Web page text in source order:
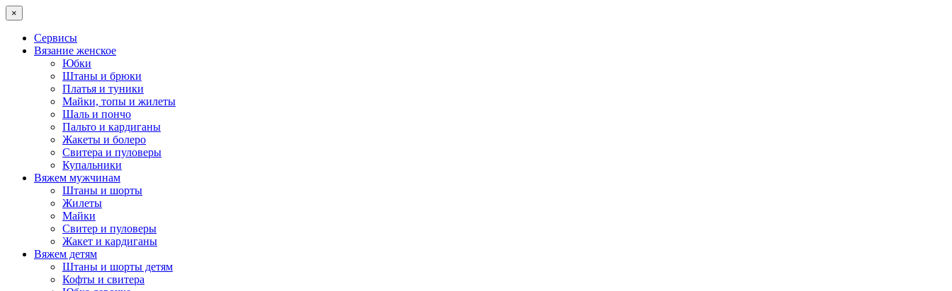
×
Сервисы
Вязание женское
Юбки
Штаны и брюки
Платья и туники
Майки, топы и жилеты
Шаль и пончо
Пальто и кардиганы
Жакеты и болеро
Свитера и пуловеры
Купальники
Вяжем мужчинам
Штаны и шорты
Жилеты
Майки
Свитер и пуловеры
Жакет и кардиганы
Вяжем детям
Штаны и шорты детям
Кофты и свитера